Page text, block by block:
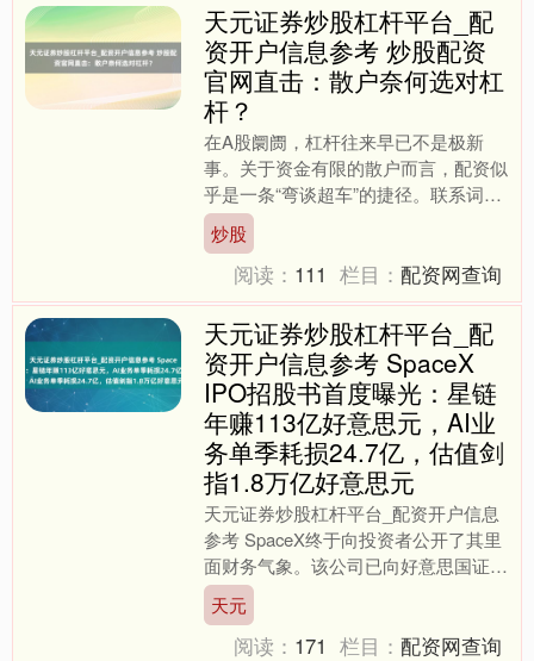
天元证券炒股杠杆平台_配
资开户信息参考 炒股配资
官网直击：散户奈何选对杠
杆？
在A股阛阓，杠杆往来早已不是极新
事。关于资金有限的散户而言，配资似
乎是一条“弯谈超车”的捷径。联系词，
杠杆是一把双刃剑——用得好，能放大
收益；用不好，可能加快亏....
炒股
阅读： 111 栏目：配资网查询
天元证券炒股杠杆平台_配
资开户信息参考 SpaceX
IPO招股书首度曝光：星链
年赚113亿好意思元，AI业
务单季耗损24.7亿，估值剑
指1.8万亿好意思元
天元证券炒股杠杆平台_配资开户信息
参考 SpaceX终于向投资者公开了其里
面财务气象。该公司已向好意思国证券
交游委员会(SEC)提交了S-1 IPO招股
证实书，....
天元
阅读： 171 栏目：配资网查询